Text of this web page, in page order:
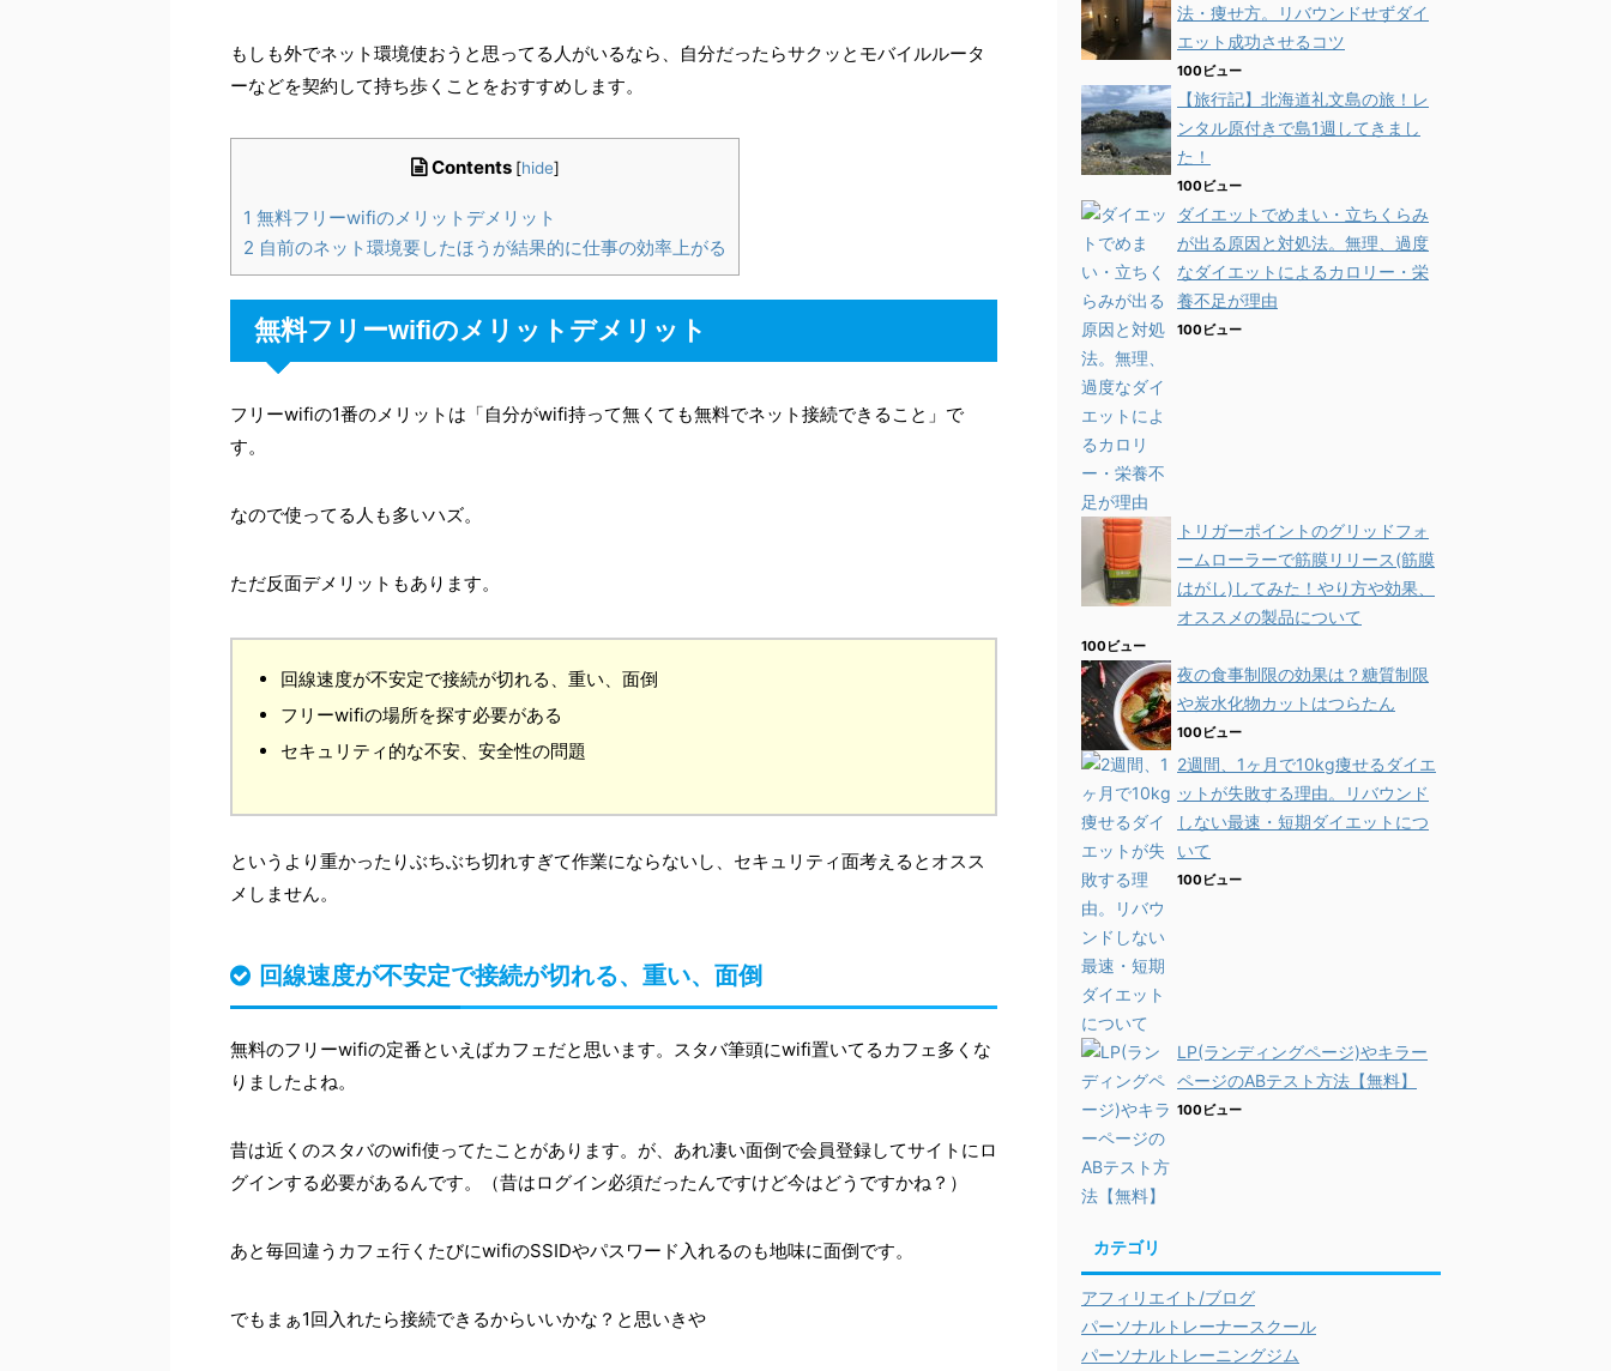
もしも外でネット環境使おうと思ってる人がいるなら、自分だったらサクッとモバイルルータ
ーなどを契約して持ち歩くことをおすすめします。
Contents [hide]
1 無料フリーwifiのメリットデメリット
2 自前のネット環境要したほうが結果的に仕事の効率上がる
無料フリーwifiのメリットデメリット
フリーwifiの1番のメリットは「自分がwifi持って無くても無料でネット接続できること」で
す。
なので使ってる人も多いハズ。
ただ反面デメリットもあります。
回線速度が不安定で接続が切れる、重い、面倒
フリーwifiの場所を探す必要がある
セキュリティ的な不安、安全性の問題
というより重かったりぶちぶち切れすぎて作業にならないし、セキュリティ面考えるとオスス
メしません。
回線速度が不安定で接続が切れる、重い、面倒
無料のフリーwifiの定番といえばカフェだと思います。スタバ筆頭にwifi置いてるカフェ多くな
りましたよね。
昔は近くのスタバのwifi使ってたことがあります。が、あれ凄い面倒で会員登録してサイトにロ
グインする必要があるんです。（昔はログイン必須だったんですけど今はどうですかね？）
あと毎回違うカフェ行くたびにwifiのSSIDやパスワード入れるのも地味に面倒です。
でもまぁ1回入れたら接続できるからいいかな？と思いきや
法・痩せ方。リバウンドせずダイ
エット成功させるコツ
100ビュー
【旅行記】北海道礼文島の旅！レ
ンタル原付きで島1週してきまし
た！
100ビュー
ダイエットでめまい・立ちくらみ
が出る原因と対処法。無理、過度
なダイエットによるカロリー・栄
養不足が理由
100ビュー
トリガーポイントのグリッドフォ
ームローラーで筋膜リリース(筋膜
はがし)してみた！やり方や効果、
オススメの製品について
100ビュー
夜の食事制限の効果は？糖質制限
や炭水化物カットはつらたん
100ビュー
2週間、1ヶ月で10kg痩せるダイエ
ットが失敗する理由。リバウンド
しない最速・短期ダイエットにつ
いて
100ビュー
LP(ランディングページ)やキラー
ページのABテスト方法【無料】
100ビュー
カテゴリ
アフィリエイト/ブログ
パーソナルトレーナースクール
パーソナルトレーニングジム